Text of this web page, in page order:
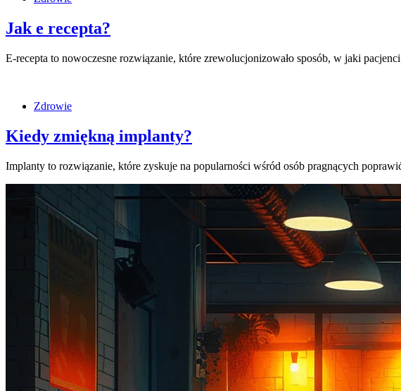
Jak e recepta?
E-recepta to nowoczesne rozwiązanie, które zrewolucjonizowało sposób, w jaki
Zdrowie
Kiedy zmiękną implanty?
Implanty to rozwiązanie, które zyskuje na popularności wśród osób pragnących